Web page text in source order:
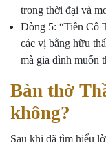
trong thời đại và
Dòng 5: “Tiên Cô
các vị bằng hữu
mà gia đình muốn
Bàn thờ
không?
Sau khi đã tìm hiểu